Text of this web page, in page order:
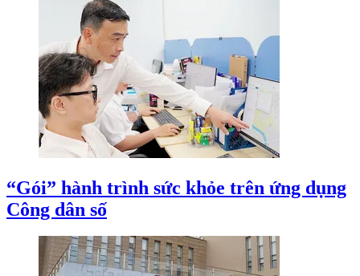
“Gói” hành trình sức khỏe trên ứng dụng
Công dân số